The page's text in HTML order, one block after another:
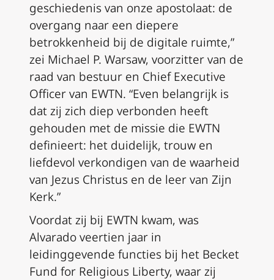
geschiedenis van onze apostolaat: de
overgang naar een diepere
betrokkenheid bij de digitale ruimte,”
zei Michael P. Warsaw, voorzitter van de
raad van bestuur en Chief Executive
Officer van EWTN. “Even belangrijk is
dat zij zich diep verbonden heeft
gehouden met de missie die EWTN
definieert: het duidelijk, trouw en
liefdevol verkondigen van de waarheid
van Jezus Christus en de leer van Zijn
Kerk.”
Voordat zij bij EWTN kwam, was
Alvarado veertien jaar in
leidinggevende functies bij het Becket
Fund for Religious Liberty, waar zij